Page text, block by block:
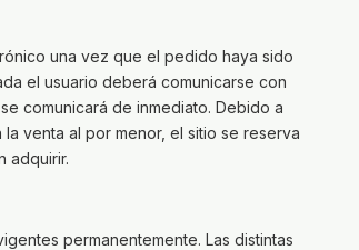
una vez que el pedido haya sido
el usuario deberá comunicarse con
comunicará de inmediato. Debido a
venta al por menor, el sitio se reserva
adquirir.
permanentemente. Las distintas